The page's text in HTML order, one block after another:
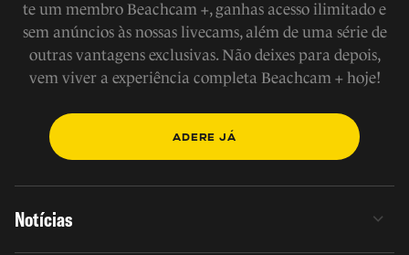
te um membro Beachcam +, ganhas acesso ilimitado e
sem anúncios às nossas livecams, além de uma série de
outras vantagens exclusivas. Não deixes para depois,
vem viver a experiência completa Beachcam + hoje!
ADERE JÁ
Notícias